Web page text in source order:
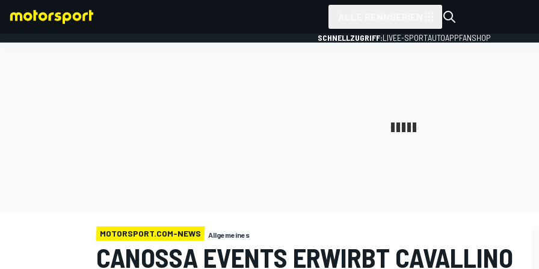
SCHNELLZUGRIFF:LIVEE-SPORTAUTOAPPFANSHOP
MOTORSPORT.COM-NEWS Allgemeines
CANOSSA EVENTS ERWIRBT CAVALLINO